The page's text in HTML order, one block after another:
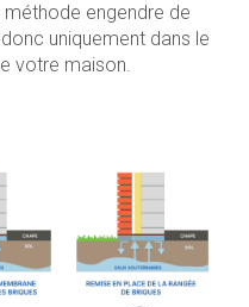
méthode engendre de
uniquement dans le
votre maison.